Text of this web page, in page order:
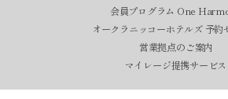
会員プログラム One
オークラニッコーホテルズ 予約
営業拠点のご案内
マイレージ提携サービス